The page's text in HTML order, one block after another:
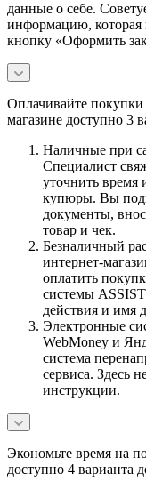
данные о себе.
информацию, которая
кнопку «Оформить
Оплачивайте
магазине доступно 3
Наличные при
Специалист
уточнить время
купюры. Вы
документы,
товар и чек.
Безналичный
интернет-
оплатить
системы
действия и имя
Электронные
WebMoney и
система
сервиса. Здесь
инструкции.
Экономьте время на
доступно 4 варианта